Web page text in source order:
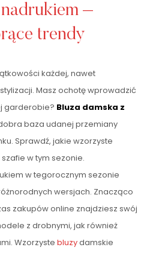
–
trendy
każdej, nawet
Masz ochotę wprowadzić
garderobie? Bluza damska z
baza udanej przemiany
Sprawdź, jakie wzorzyste
w tym sezonie.
w tegorocznym sezonie
wersjach. Znacząco
zakupów online znajdziesz swój
z drobnymi, jak również
Wzorzyste bluzydamskie